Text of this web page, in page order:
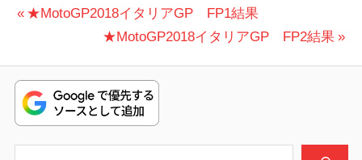
投
ナ
ビ
ゲ
前
稿:
★MotoGP2018イタリアGP FP1結果
次
投
稿:
★MotoGP2018イタリアGP FP2結果